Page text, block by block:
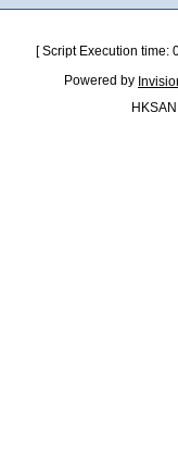
[ Script Execution
Powered by